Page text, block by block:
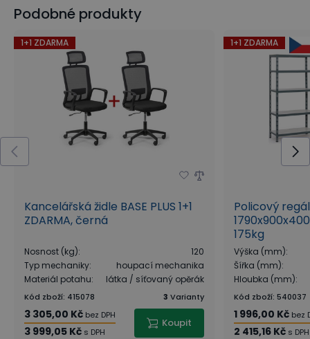
Podobné produkty
1+1 ZDARMA
Kancelářská židle BASE PLUS 1+1
ZDARMA, černá
Nosnost (kg):
120
Typ mechaniky:
houpací mechanika
Materiál potahu: látka / síťovaný opěrák
Kód zboží: 415078 3 Varianty
3 305,00 Kč bez DPH
3 999,05 Kč s DPH
Koupit
1+1 ZDARMA
Policový regál
175kg
Výška (mm):
Šířka (mm):
Hloubka (mm):
Kód zboží: 540037
1 996,00 Kč bez
2 415,16 Kč s DPH